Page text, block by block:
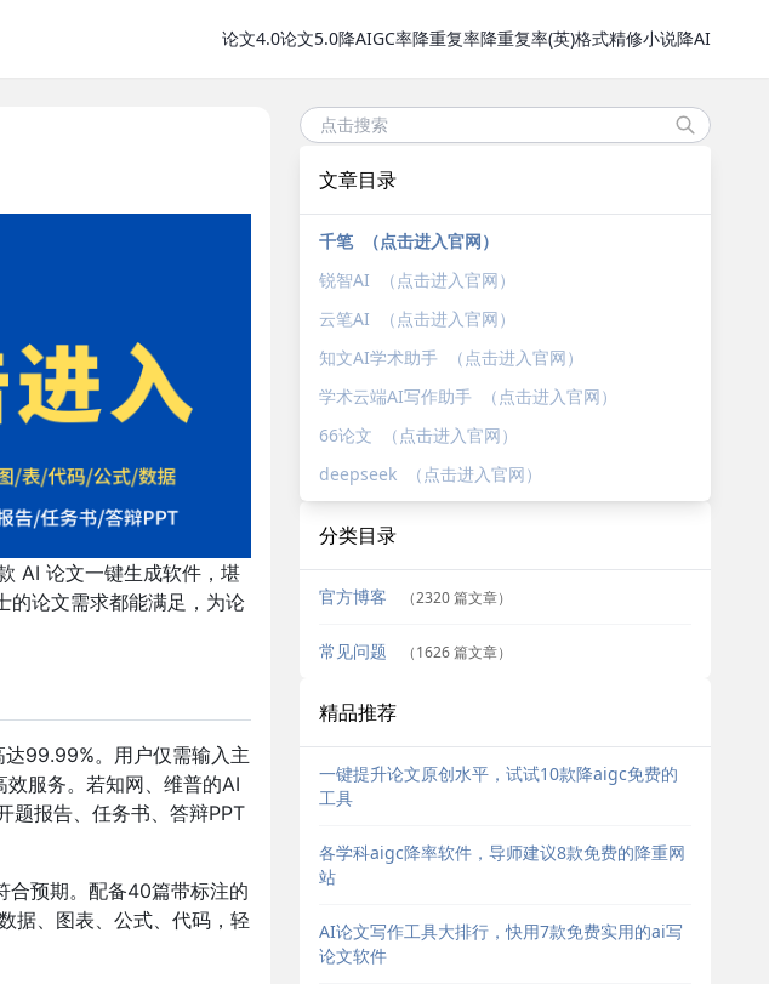
论文4.0论文5.0降AIGC率降重复率降重复率(英)格式精修小说降AI
AI 论文一键生成软件，堪
的论文需求都能满足，为论
达99.99%。用户仅需输入主
服务。若知网、维普的AI
题报告、任务书、答辩PPT
合预期。配备40篇带标注的
据、图表、公式、代码，轻
文章目录
千笔 （点击进入官网）
锐智AI （点击进入官网）
云笔AI （点击进入官网）
知文AI学术助手 （点击进入官网）
学术云端AI写作助手 （点击进入官网）
66论文 （点击进入官网）
deepseek （点击进入官网）
分类目录
官方博客 （2320 篇文章）
常见问题 （1626 篇文章）
精品推荐
一键提升论文原创水平，试试10款降aigc免费的
工具
各学科aigc降率软件，导师建议8款免费的降重网
站
AI论文写作工具大排行，快用7款免费实用的ai写
论文软件